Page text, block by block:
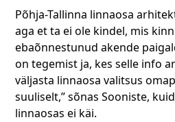
Põhja-Tallinna linnaosa
aga et ta ei ole kindel, mis
ebaõnnestunud akende
on tegemist ja, kes selle info
väljasta linnaosa valitsus
suuliselt,” sõnas Sooniste,
linnaosas ei käi.